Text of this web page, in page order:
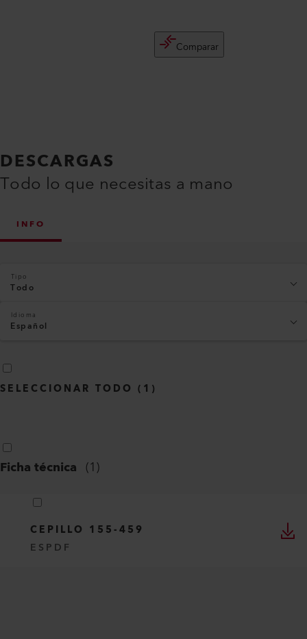
Comparar
DESCARGAS
Todo lo que necesitas a mano
INFO
Tipo
Todo
Idioma
Español
SELECCIONAR TODO ( 1 )
Ficha técnica (1)
CEPILLO 155-459
ES PDF